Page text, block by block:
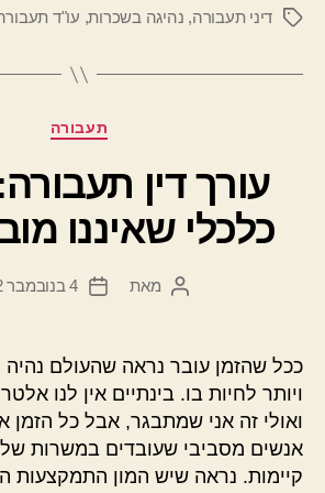
תגיותדיני תעבורה, נהיגה בשכרות, עו"ד
קטגוריותתעבורה
עורך דין
כלכלי שאיננו
המחבר
מאת
תאריך
4 בנובמבר 2012
ככל שהזמן עובר נראה שהעולם
ויותר לחיות בו. בינתיים אין לנו
ואולי זה אני שמתבגר, אבל כל הזמן
אנשים מסביבי שעובדים במשרות
קיימות. נראה שיש המון התמקצעות